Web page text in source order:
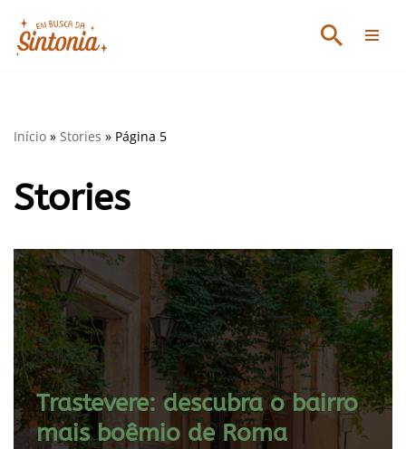
Avançar
Início » Stories » Página 5
Stories
Trastevere: descubra o bairro
mais boêmio de Roma